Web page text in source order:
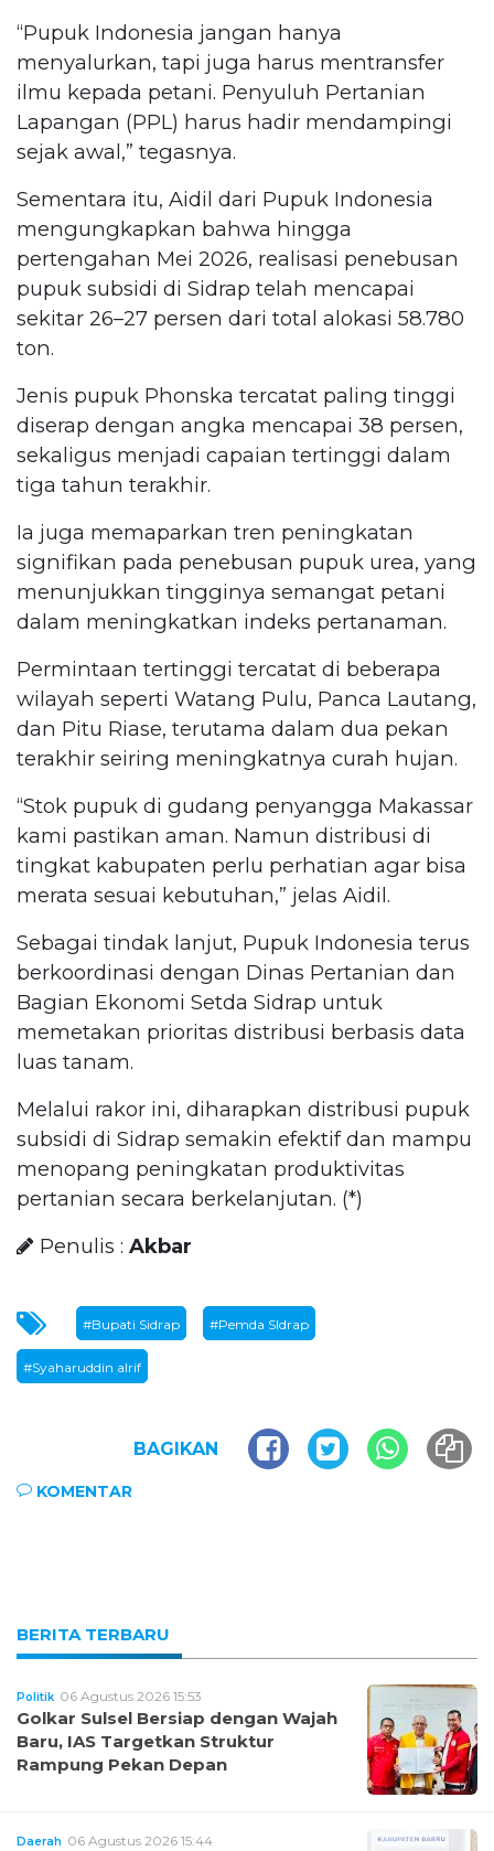
“Pupuk Indonesia jangan hanya
menyalurkan, tapi juga harus mentransfer
ilmu kepada petani. Penyuluh Pertanian
Lapangan (PPL) harus hadir mendampingi
sejak awal,” tegasnya.
Sementara itu, Aidil dari Pupuk Indonesia
mengungkapkan bahwa hingga
pertengahan Mei 2026, realisasi penebusan
pupuk subsidi di Sidrap telah mencapai
sekitar 26–27 persen dari total alokasi 58.780
ton.
Jenis pupuk Phonska tercatat paling tinggi
diserap dengan angka mencapai 38 persen,
sekaligus menjadi capaian tertinggi dalam
tiga tahun terakhir.
Ia juga memaparkan tren peningkatan
signifikan pada penebusan pupuk urea, yang
menunjukkan tingginya semangat petani
dalam meningkatkan indeks pertanaman.
Permintaan tertinggi tercatat di beberapa
wilayah seperti Watang Pulu, Panca Lautang,
dan Pitu Riase, terutama dalam dua pekan
terakhir seiring meningkatnya curah hujan.
“Stok pupuk di gudang penyangga Makassar
kami pastikan aman. Namun distribusi di
tingkat kabupaten perlu perhatian agar bisa
merata sesuai kebutuhan,” jelas Aidil.
Sebagai tindak lanjut, Pupuk Indonesia terus
berkoordinasi dengan Dinas Pertanian dan
Bagian Ekonomi Setda Sidrap untuk
memetakan prioritas distribusi berbasis data
luas tanam.
Melalui rakor ini, diharapkan distribusi pupuk
subsidi di Sidrap semakin efektif dan mampu
menopang peningkatan produktivitas
pertanian secara berkelanjutan. (*)
Penulis : Akbar
#Bupati Sidrap #Pemda SIdrap
#Syaharuddin alrif
BAGIKAN
KOMENTAR
BERITA TERBARU
Politik 06 Agustus 2026 15:53
Golkar Sulsel Bersiap dengan Wajah
Baru, IAS Targetkan Struktur
Rampung Pekan Depan
Daerah 06 Agustus 2026 15:44